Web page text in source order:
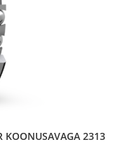
KOONUSAVAGA 2313